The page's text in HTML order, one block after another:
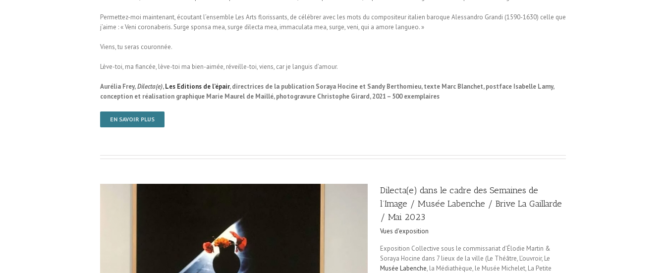
Permettez-moi maintenant, écoutant l’ensemble Les Arts florissants, de célébrer avec les mots du compositeur italien baroque Alessandro Grandi (1590-1630) celle que
j’aime : « Veni coronaberis. Surge sponsa mea, surge dilecta mea, immaculata mea, surge, veni, qui a amore langueo. »
Viens, tu seras couronnée.
Lève-toi, ma fiancée, lève-toi ma bien-aimée, réveille-toi, viens, car je languis d’amour.
Aurélia Frey,Dilecta(e),Les Editions de l’épair, directrices de la publication Soraya Hocine et Sandy Berthomieu, texte Marc Blanchet, postface Isabelle Lamy,
conception et réalisation graphique Marie Maurel de Maillé, photogravure Christophe Girard, 2021 – 500 exemplaires
EN SAVOIR PLUS
Dilecta(e) dans le cadre des Semaines de
l’Image / Musée Labenche / Brive La Gaillarde
/ Mai 2023
Vues d'exposition
Exposition Collective sous le commissariat d’Élodie Martin &
Soraya Hocine dans 7 lieux de la ville (Le Théâtre, L’ouvroir, Le
Musée Labenche, la Médiathèque, le Musée Michelet, La Petite